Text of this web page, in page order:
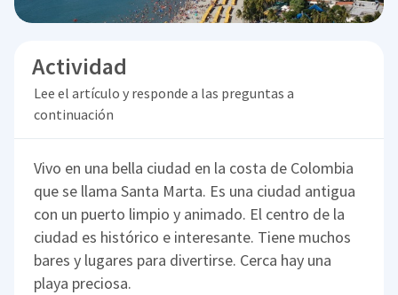
Actividad
Lee el artículo y responde a las preguntas a
continuación
Vivo en una bella ciudad en la costa de Colombia
que se llama Santa Marta. Es una ciudad antigua
con un puerto limpio y animado. El centro de la
ciudad es histórico e interesante. Tiene muchos
bares y lugares para divertirse. Cerca hay una
playa preciosa.